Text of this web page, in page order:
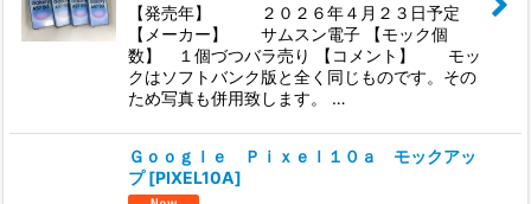
【発売年】 ２０２６年４月２３日予定
【メーカー】 サムスン電子 【モック個
数】 １個づつバラ売り 【コメント】 モッ
クはソフトバンク版と全く同じものです。その
ため写真も併用致します。 …
Ｇｏｏｇｌｅ Ｐｉｘｅｌ１０ａ モックアッ
プ [PIXEL10A]